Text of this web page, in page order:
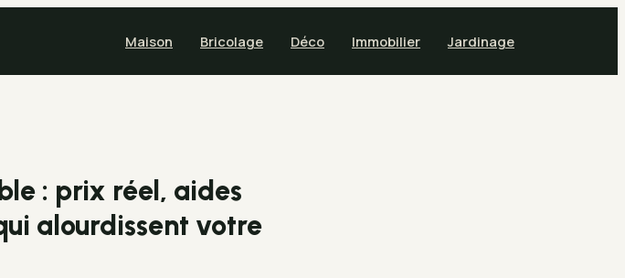
Maison Bricolage Déco Immobilier Jardinage
: prix réel, aides
alourdissent votre